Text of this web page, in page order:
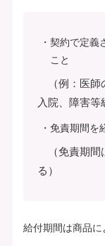
契約で定義
こと
（例：医師
入院、障害等
免責期間を
（免責期間
る）
給付期間は商品に